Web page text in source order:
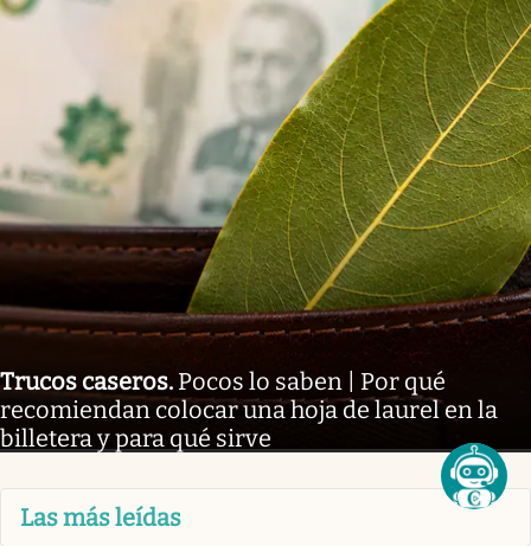
Trucos caseros. Pocos lo saben | Por qué
recomiendan colocar una hoja de laurel en la
billetera y para qué sirve
Las más leídas